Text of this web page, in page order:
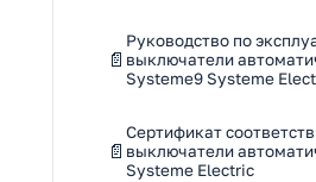
Руководство по
выключатели
Systeme9 Systeme
Сертификат
выключатели
Systeme Electric